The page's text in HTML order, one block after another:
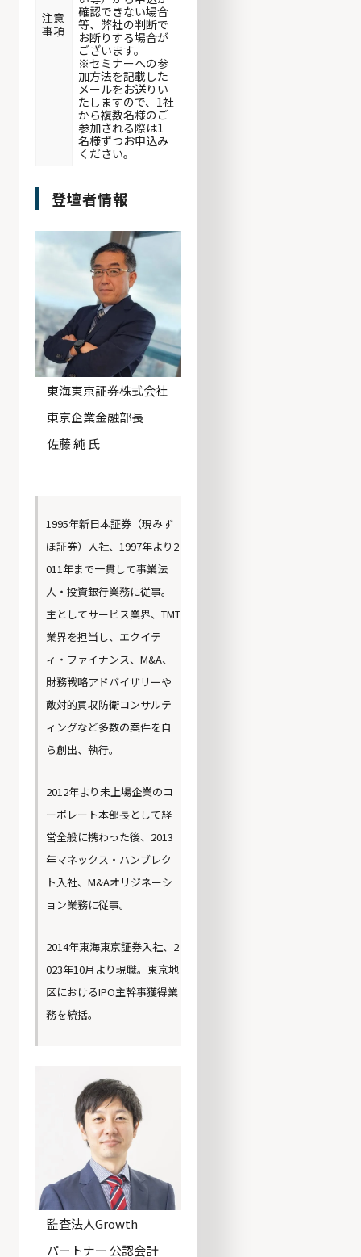
注意
事項
確認できない場合
等、弊社の判断で
お断りする場合が
ございます。
※セミナーへの参
加方法を記載した
メールをお送りい
たしますので、1社
から複数名様のご
参加される際は1
名様ずつお申込み
ください。
登壇者情報
東海東京証券株式会社
東京企業金融部長
佐藤 純 氏
1995年新日本証券（現みず
ほ証券）入社、1997年より2
011年まで一貫して事業法
人・投資銀行業務に従事。
主としてサービス業界、TMT
業界を担当し、エクイテ
ィ・ファイナンス、M&A、
財務戦略アドバイザリーや
敵対的買収防衛コンサルテ
ィングなど多数の案件を自
ら創出、執行。
2012年より未上場企業のコ
ーポレート本部長として経
営全般に携わった後、2013
年マネックス・ハンブレク
ト入社、M&Aオリジネーシ
ョン業務に従事。
2014年東海東京証券入社、2
023年10月より現職。東京地
区におけるIPO主幹事獲得業
務を統括。
監査法人Growth
パートナー 公認会計